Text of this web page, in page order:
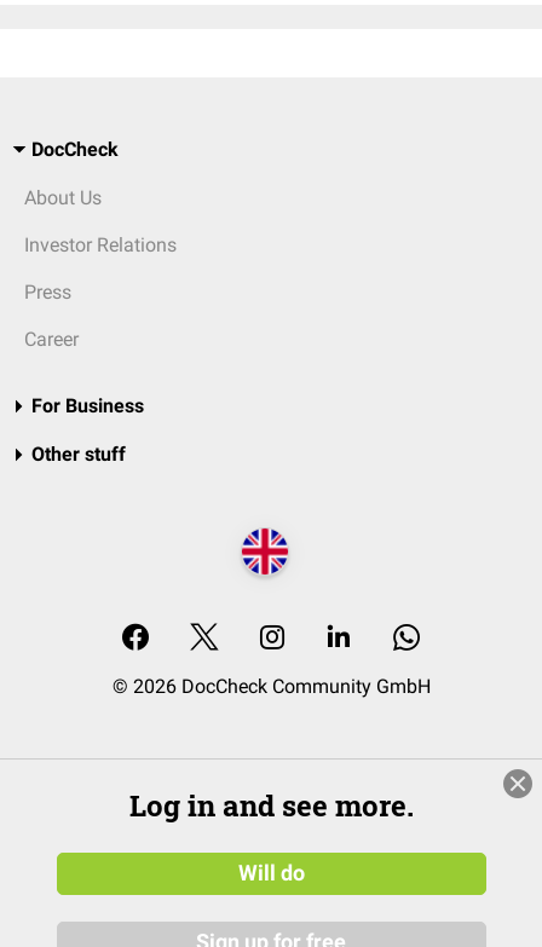
DocCheck
About Us
Investor Relations
Press
Career
For Business
Other stuff
© 2026 DocCheck Community GmbH
Log in and see more.
Will do
Sign up for free